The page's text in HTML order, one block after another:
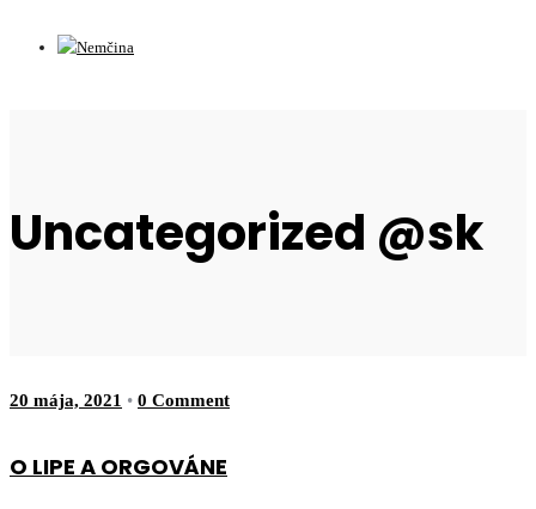
Uncategorized @sk
20 mája, 2021 • 0 Comment
O LIPE A ORGOVÁNE